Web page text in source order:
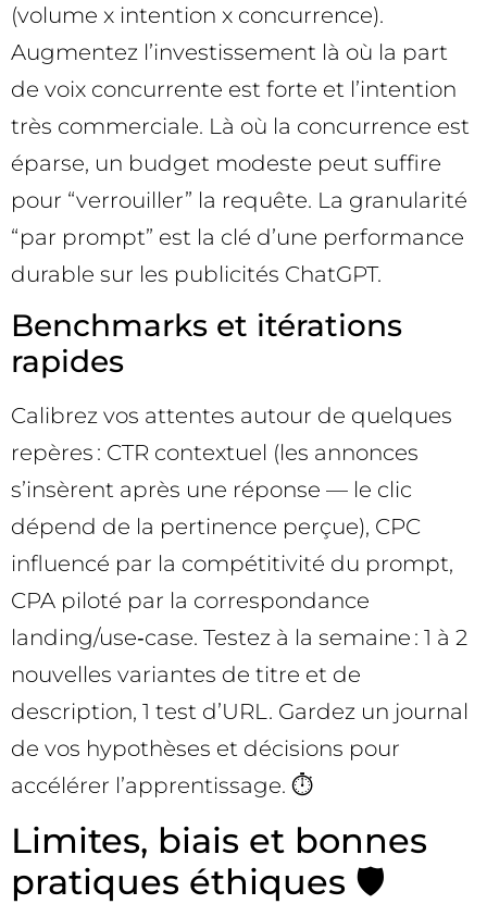
(volume x intention x concurrence).
Augmentez l’investissement là où la part
de voix concurrente est forte et l’intention
très commerciale. Là où la concurrence est
éparse, un budget modeste peut suffire
pour “verrouiller” la requête. La granularité
“par prompt” est la clé d’une performance
durable sur les publicités ChatGPT.
Benchmarks et itérations
rapides
Calibrez vos attentes autour de quelques
repères : CTR contextuel (les annonces
s’insèrent après une réponse — le clic
dépend de la pertinence perçue), CPC
influencé par la compétitivité du prompt,
CPA piloté par la correspondance
landing/use‑case. Testez à la semaine : 1 à 2
nouvelles variantes de titre et de
description, 1 test d’URL. Gardez un journal
de vos hypothèses et décisions pour
accélérer l’apprentissage. ⏱️
Limites, biais et bonnes
pratiques éthiques 🛡️